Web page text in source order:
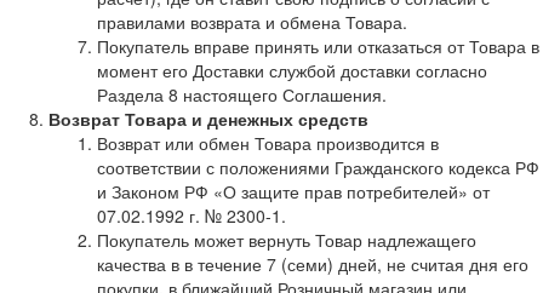
правилами возврата и обмена Товара.
Покупатель вправе принять или отказаться от Товара в
момент его Доставки службой доставки согласно
Раздела 8 настоящего Соглашения.
Возврат Товара и денежных средств
Возврат или обмен Товара производится в
соответствии с положениями Гражданского кодекса РФ
и Законом РФ «О защите прав потребителей» от
07.02.1992 г. № 2300-1.
Покупатель может вернуть Товар надлежащего
качества в в течение 7 (семи) дней, не считая дня его
покупки, в ближайший Розничный магазин или